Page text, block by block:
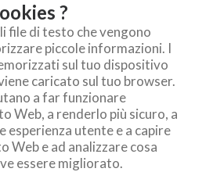
?
file di testo che vengono
piccole informazioni. I
sul tuo dispositivo
caricato sul tuo browser.
a far funzionare
Web, a renderlo più sicuro, a
esperienza utente e a capire
Web e ad analizzare cosa
essere migliorato.